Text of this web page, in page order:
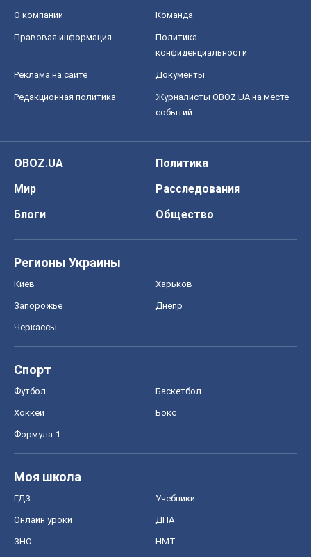
О компании Команда
Правовая информация
Политика
конфиденциальности
Реклама на сайте Документы
Редакционная политика
Журналисты OBOZ.UA на месте
событий
OBOZ.UA
Политика
Мир
Расследования
Блоги
Общество
Регионы Украины
Киев Харьков
Запорожье Днепр
Черкассы
Спорт
Футбол Баскетбол
Хоккей Бокс
Формула-1
Моя школа
ГДЗ Учебники
Онлайн уроки ДПА
ЗНО НМТ